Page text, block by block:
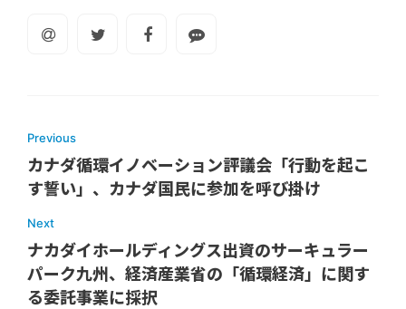
Previous
カナダ循環イノベーション評議会「行動を起こ
す誓い」、カナダ国民に参加を呼び掛け
Next
ナカダイホールディングス出資のサーキュラー
パーク九州、経済産業省の「循環経済」に関す
る委託事業に採択